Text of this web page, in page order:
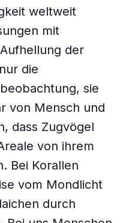
weltweit
mit
der
die
sie
von Mensch und
dass Zugvögel
von ihrem
Bei Korallen
vom Mondlicht
durch